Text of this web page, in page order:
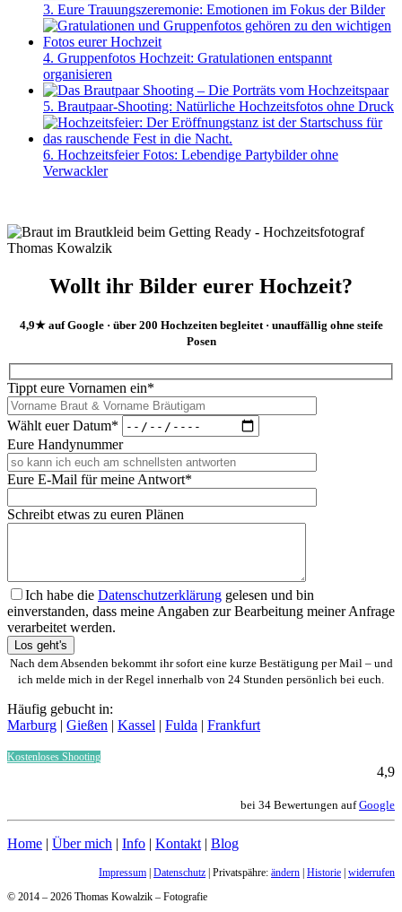
3. Eure Trauungszeremonie: Emotionen im Fokus der Bilder
4. Gruppenfotos Hochzeit: Gratulationen entspannt
organisieren
5. Brautpaar-Shooting: Natürliche Hochzeitsfotos ohne Druck
6. Hochzeitsfeier Fotos: Lebendige Partybilder ohne
Verwackler
Wollt ihr Bilder eurer Hochzeit?
4,9★ auf Google · über 200 Hochzeiten begleitet · unauffällig ohne steife
Posen
Tippt eure Vornamen ein*
Wählt euer Datum*
Eure Handynummer
Eure E-Mail für meine Antwort*
Schreibt etwas zu euren Plänen
Ich habe die Datenschutzerklärung gelesen und bin
einverstanden, dass meine Angaben zur Bearbeitung meiner Anfrage
verarbeitet werden.
Bitte lasse dieses Feld leer.
Nach dem Absenden bekommt ihr sofort eine kurze Bestätigung per Mail – und
ich melde mich in der Regel innerhalb von 24 Stunden persönlich bei euch.
Häufig gebucht in:
Marburg | Gießen | Kassel | Fulda | Frankfurt
Kostenloses Shooting
4,9
bei 34 Bewertungen aufGoogle
Home | Über mich | Info | Kontakt | Blog
Impressum Datenschutz | Privatspähre: ändern Historie widerrufen
© 2014 – 2026 Thomas Kowalzik – Fotografie